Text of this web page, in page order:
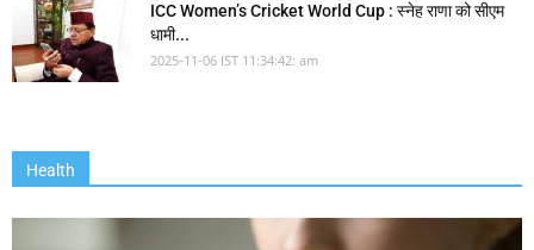
ICC Women’s Cricket World Cup : स्नेह राणा को सीएम
धामी...
2025-11-06 IST 11:34:42: am
Health